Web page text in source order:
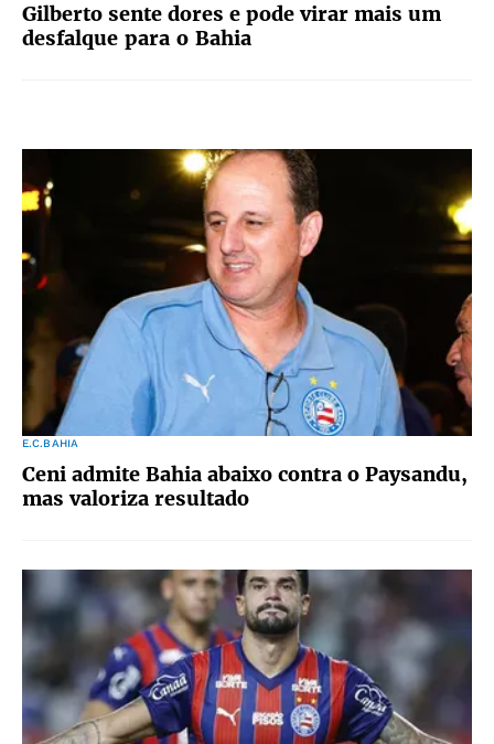
Gilberto sente dores e pode virar mais um
desfalque para o Bahia
E.C.BAHIA
Ceni admite Bahia abaixo contra o Paysandu,
mas valoriza resultado